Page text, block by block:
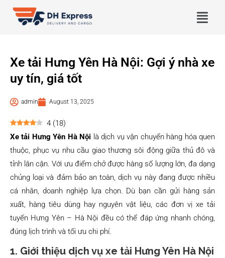
Xe tải Hưng Yên Hà Nội: Gợi ý nhà xe
uy tín, giá tốt
admin August 13, 2025
4 (18)
Xe tải Hưng Yên Hà Nội là dịch vụ vận chuyển hàng hóa quen
thuộc, phục vụ nhu cầu giao thương sôi động giữa thủ đô và
tỉnh lân cận. Với ưu điểm chở được hàng số lượng lớn, đa dạng
chủng loại và đảm bảo an toàn, dịch vụ này đang được nhiều
cá nhân, doanh nghiệp lựa chọn. Dù bạn cần gửi hàng sản
xuất, hàng tiêu dùng hay nguyên vật liệu, các đơn vị xe tải
tuyến Hưng Yên – Hà Nội đều có thể đáp ứng nhanh chóng,
đúng lịch trình và tối ưu chi phí.
1. Giới thiệu dịch vụ xe tải Hưng Yên Hà Nội